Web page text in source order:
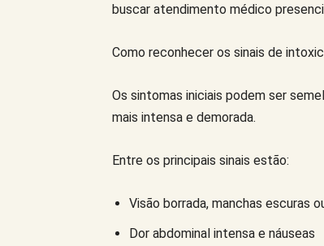
buscar atendimento médico
Como reconhecer os sinais de
Os sintomas iniciais podem ser
mais intensa e demorada.
Entre os principais sinais estão:
Visão borrada, manchas escuras
Dor abdominal intensa e náuseas